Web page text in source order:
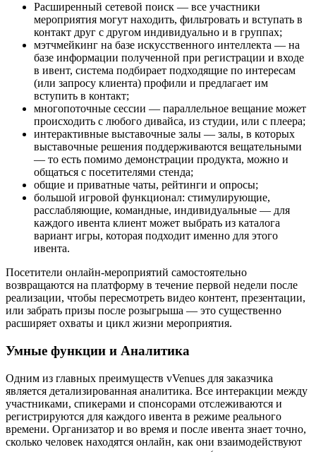
Расширенный сетевой поиск — все участники
мероприятия могут находить, фильтровать и вступать в
контакт друг с другом индивидуально и в группах;
мэтчмейкинг на базе искусственного интеллекта — на
базе информации полученной при регистрации и входе
в ивент, система подбирает подходящие по интересам
(или запросу клиента) профили и предлагает им
вступить в контакт;
многопоточные сессии — параллельное вещание может
происходить с любого дивайса, из студии, или с плеера;
интерактивные выставочные залы — залы, в которых
выставочные решения поддерживаются вещательными
— то есть помимо демонстрации продукта, можно и
общаться с посетителями стенда;
общие и приватные чаты, рейтинги и опросы;
большой игровой функционал: стимулирующие,
расслабляющие, командные, индивидуальные — для
каждого ивента клиент может выбрать из каталога
вариант игры, которая подходит именно для этого
ивента.
Посетители онлайн-мероприятий самостоятельно
возвращаются на платформу в течение первой недели после
реализации, чтобы пересмотреть видео контент, презентации,
или забрать призы после розыгрыша — это существенно
расширяет охваты и цикл жизни мероприятия.
Умные функции и Аналитика
Одним из главных преимуществ vVenues для заказчика
является детализированная аналитика. Все интеракции между
участниками, спикерами и спонсорами отслеживаются и
регистрируются для каждого ивента в режиме реального
времени. Организатор и во время и после ивента знает точно,
сколько человек находятся онлайн, как они взаимодействуют